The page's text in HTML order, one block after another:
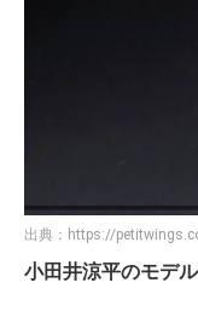
出典： https://
小田井涼平のモデ